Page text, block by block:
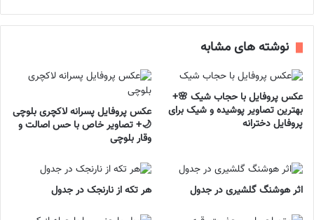
نوشته های مشابه
عکس پروفایل با حجاب شیک 🌸+
بهترین تصاویر پوشیده و شیک برای
پروفایل دخترانه
عکس پروفایل پسرانه لاکچری بلوچی
🌙+ تصاویر خاص با حس اصالت و
وقار بلوچی
اثر هوشنگ گلشیری در جدول هر تکه از نارنجک در جدول